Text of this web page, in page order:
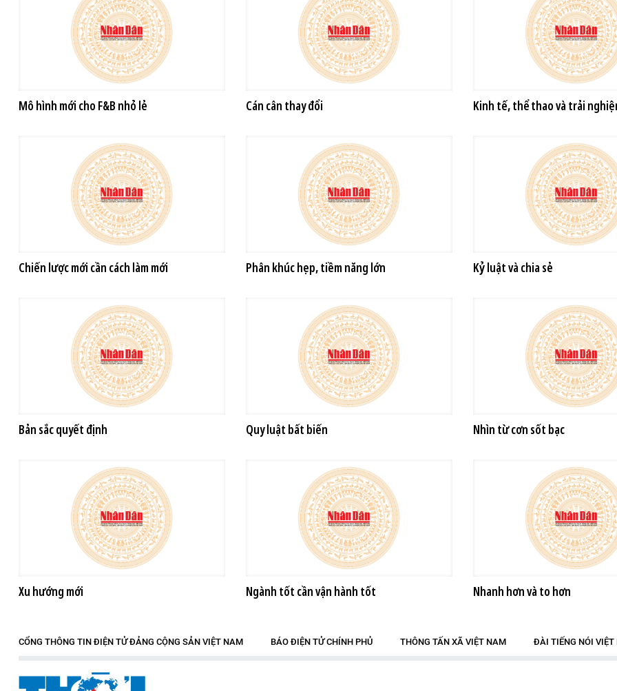
Mô hình mới cho F&B nhỏ lẻ Cán cân thay đổi Kinh tế, thể thao và trải
Chiến lược mới cần cách làm mới Phân khúc hẹp, tiềm năng lớn Kỷ luật và chia sẻ
Bản sắc quyết định Quy luật bất biến Nhìn từ cơn sốt bạc
Xu hướng mới Ngành tốt cần vận hành tốt Nhanh hơn và to hơn
CỔNG THÔNG TIN ĐIỆN TỬ ĐẢNG CỘNG SẢN VIỆT NAM BÁO ĐIỆN TỬ CHÍNH PHỦ THÔNG TẤN XÃ VIỆT NAM ĐÀI TIẾNG NÓI VIỆT